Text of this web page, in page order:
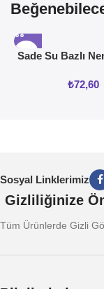
Sade Su Bazlı
₺72,60
Sosyal Linklerimiz
Gizliliğinize
Tüm Ürünlerde Gizli